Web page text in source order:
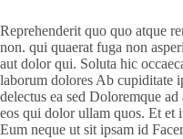
Reprehenderit quo quo atque
non. qui quaerat fuga non
aut dolor qui. Soluta hic
laborum dolores Ab cupiditate
delectus ea sed Doloremque
eos qui dolor ullam quos. Et et
Eum neque ut sit ipsam id